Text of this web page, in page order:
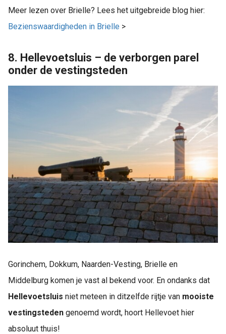
Meer lezen over Brielle? Lees het uitgebreide blog hier:
Bezienswaardigheden in Brielle >
8. Hellevoetsluis – de verborgen parel
onder de vestingsteden
Gorinchem, Dokkum, Naarden-Vesting, Brielle en
Middelburg komen je vast al bekend voor. En ondanks dat
Hellevoetsluis niet meteen in ditzelfde rijtje van mooiste
vestingsteden genoemd wordt, hoort Hellevoet hier
absoluut thuis!